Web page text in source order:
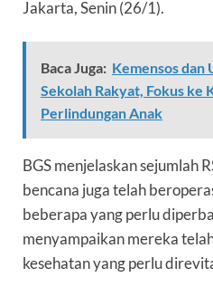
Jakarta, Senin (26/1).
Baca Juga: Kemensos dan
Sekolah Rakyat, Fokus ke
Perlindungan Anak
BGS menjelaskan sejumlah
bencana juga telah
beberapa yang perlu
menyampaikan mereka
kesehatan yang perlu